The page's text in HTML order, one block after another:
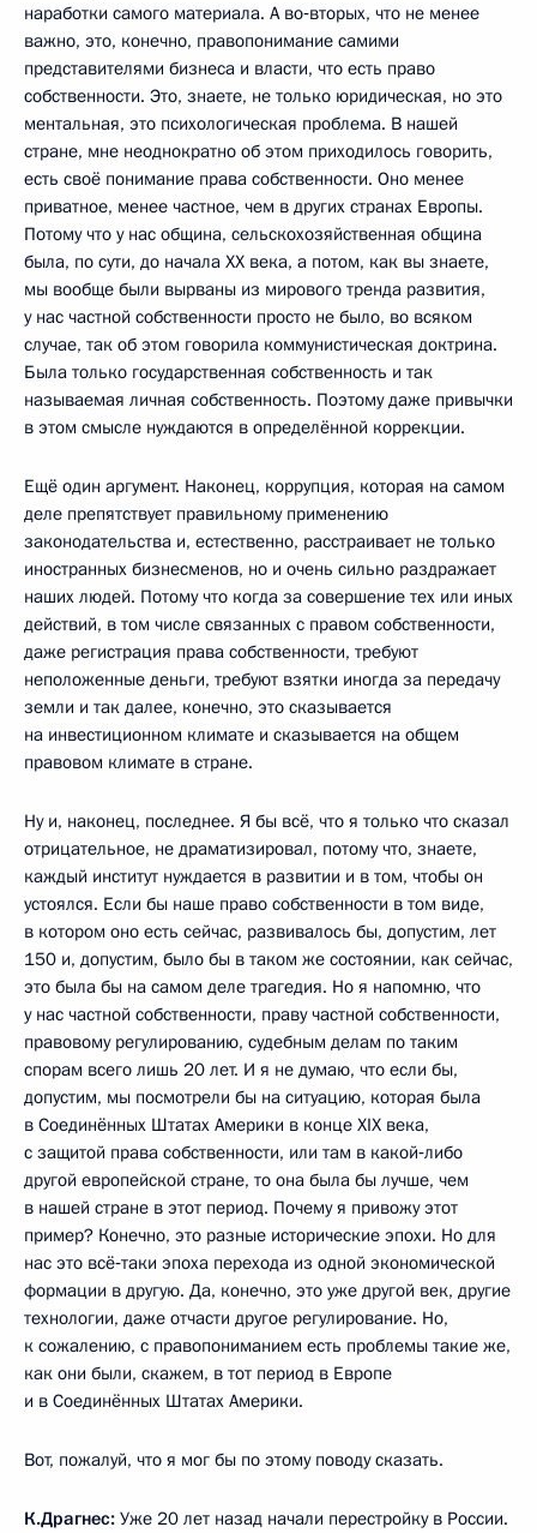
наработки самого материала. А во‑вторых, что не менее
важно, это, конечно, правопонимание самими
представителями бизнеса и власти, что есть право
собственности. Это, знаете, не только юридическая, но это
ментальная, это психологическая проблема. В нашей
стране, мне неоднократно об этом приходилось говорить,
есть своё понимание права собственности. Оно менее
приватное, менее частное, чем в других странах Европы.
Потому что у нас община, сельскохозяйственная община
была, по сути, до начала XX века, а потом, как вы знаете,
мы вообще были вырваны из мирового тренда развития,
у нас частной собственности просто не было, во всяком
случае, так об этом говорила коммунистическая доктрина.
Была только государственная собственность и так
называемая личная собственность. Поэтому даже привычки
в этом смысле нуждаются в определённой коррекции.
Ещё один аргумент. Наконец, коррупция, которая на самом
деле препятствует правильному применению
законодательства и, естественно, расстраивает не только
иностранных бизнесменов, но и очень сильно раздражает
наших людей. Потому что когда за совершение тех или иных
действий, в том числе связанных с правом собственности,
даже регистрация права собственности, требуют
неположенные деньги, требуют взятки иногда за передачу
земли и так далее, конечно, это сказывается
на инвестиционном климате и сказывается на общем
правовом климате в стране.
Ну и, наконец, последнее. Я бы всё, что я только что сказал
отрицательное, не драматизировал, потому что, знаете,
каждый институт нуждается в развитии и в том, чтобы он
устоялся. Если бы наше право собственности в том виде,
в котором оно есть сейчас, развивалось бы, допустим, лет
150 и, допустим, было бы в таком же состоянии, как сейчас,
это была бы на самом деле трагедия. Но я напомню, что
у нас частной собственности, праву частной собственности,
правовому регулированию, судебным делам по таким
спорам всего лишь 20 лет. И я не думаю, что если бы,
допустим, мы посмотрели бы на ситуацию, которая была
в Соединённых Штатах Америки в конце XIX века,
с защитой права собственности, или там в какой‑либо
другой европейской стране, то она была бы лучше, чем
в нашей стране в этот период. Почему я привожу этот
пример? Конечно, это разные исторические эпохи. Но для
нас это всё‑таки эпоха перехода из одной экономической
формации в другую. Да, конечно, это уже другой век, другие
технологии, даже отчасти другое регулирование. Но,
к сожалению, с правопониманием есть проблемы такие же,
как они были, скажем, в тот период в Европе
и в Соединённых Штатах Америки.
Вот, пожалуй, что я мог бы по этому поводу сказать.
К.Драгнес: Уже 20 лет назад начали перестройку в России.